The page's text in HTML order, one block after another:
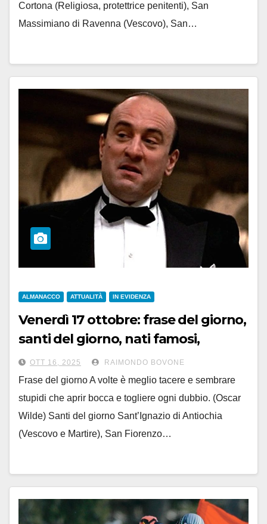
Cortona (Religiosa, protettrice penitenti), San
Massimiano di Ravenna (Vescovo), San…
ALMANACCO ATTUALITÀ IN EVIDENZA
Venerdì 17 ottobre: frase del giorno,
santi del giorno, nati famosi,
accadde oggi
OTT 16, 2025 RAIMONDO BOVONE
Frase del giorno A volte è meglio tacere e sembrare
stupidi che aprir bocca e togliere ogni dubbio. (Oscar
Wilde) Santi del giorno Sant’Ignazio di Antiochia
(Vescovo e Martire), San Fiorenzo…